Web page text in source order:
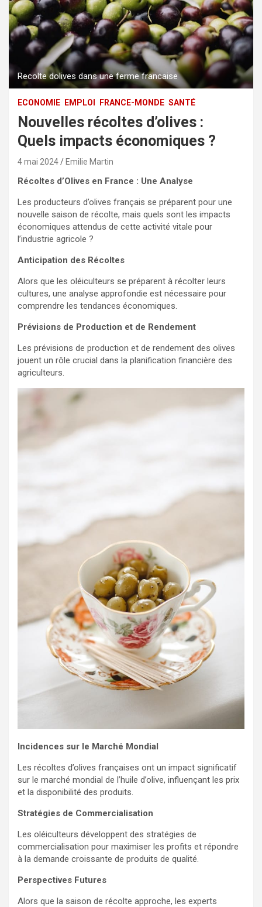
Recolte dolives dans une ferme francaise
ECONOMIE EMPLOI FRANCE-MONDE SANTÉ
Nouvelles récoltes d’olives :
Quels impacts économiques ?
4 mai 2024 Emilie Martin
Récoltes d’Olives en France : Une Analyse
Les producteurs d’olives français se préparent pour une
nouvelle saison de récolte, mais quels sont les impacts
économiques attendus de cette activité vitale pour
l’industrie agricole ?
Anticipation des Récoltes
Alors que les oléiculteurs se préparent à récolter leurs
cultures, une analyse approfondie est nécessaire pour
comprendre les tendances économiques.
Prévisions de Production et de Rendement
Les prévisions de production et de rendement des olives
jouent un rôle crucial dans la planification financière des
agriculteurs.
Incidences sur le Marché Mondial
Les récoltes d’olives françaises ont un impact significatif
sur le marché mondial de l’huile d’olive, influençant les prix
et la disponibilité des produits.
Stratégies de Commercialisation
Les oléiculteurs développent des stratégies de
commercialisation pour maximiser les profits et répondre
à la demande croissante de produits de qualité.
Perspectives Futures
Alors que la saison de récolte approche, les experts